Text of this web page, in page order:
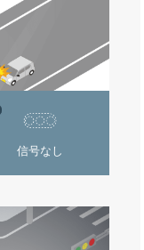
信号なし